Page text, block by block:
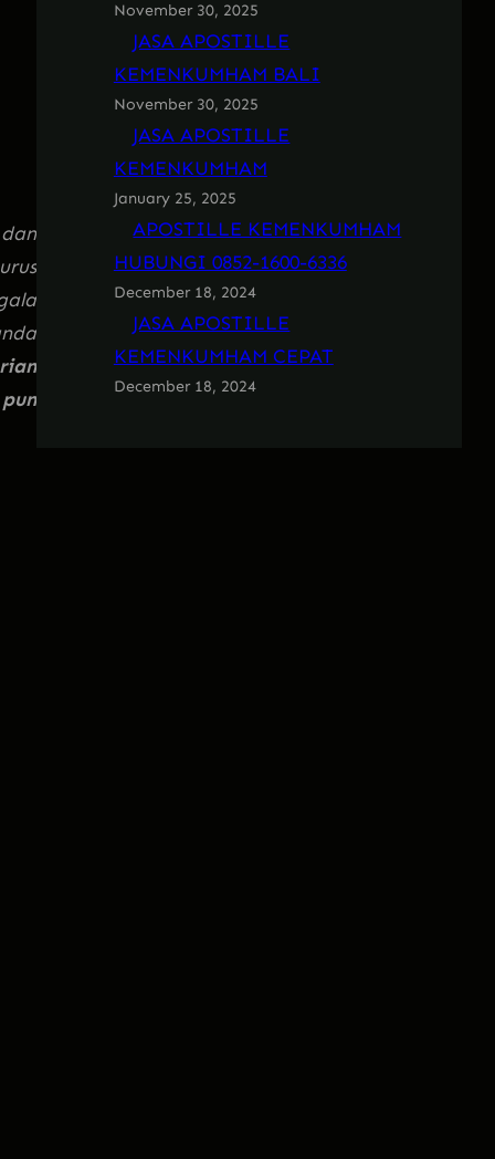
November 30, 2025
JASA APOSTILLE
KEMENKUMHAM BALI
November 30, 2025
JASA APOSTILLE
KEMENKUMHAM
January 25, 2025
APOSTILLE KEMENKUMHAM
HUBUNGI 0852-1600-6336
December 18, 2024
JASA APOSTILLE
KEMENKUMHAM CEPAT
December 18, 2024